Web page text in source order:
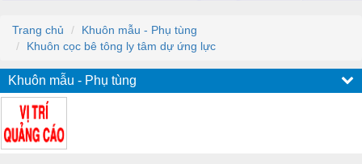
Trang chủ
Khuôn mẫu - Phụ tùng
Khuôn cọc bê tông ly tâm dự ứng lực
Khuôn mẫu - Phụ tùng